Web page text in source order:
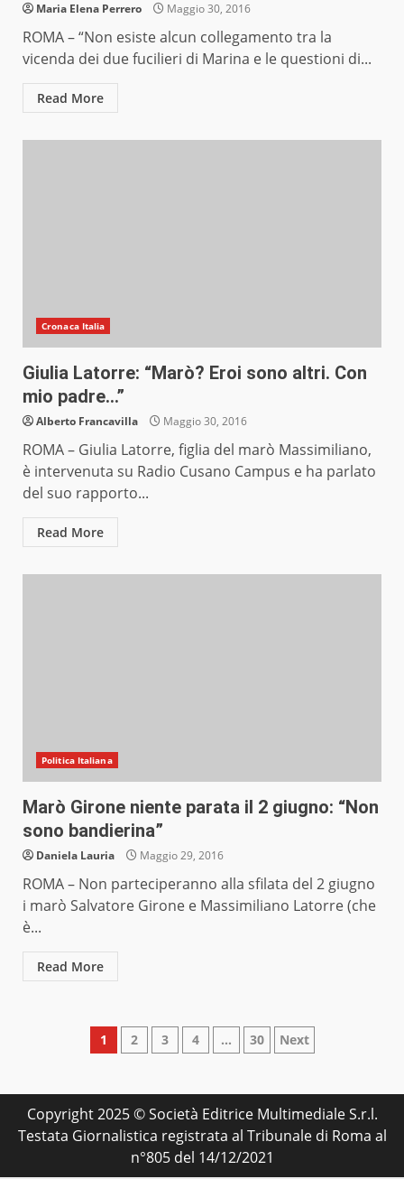
Maria Elena Perrero Maggio 30, 2016
ROMA – “Non esiste alcun collegamento tra la
vicenda dei due fucilieri di Marina e le questioni di...
Read More
Cronaca Italia
Giulia Latorre: “Marò? Eroi sono altri. Con
mio padre…”
Alberto Francavilla Maggio 30, 2016
ROMA – Giulia Latorre, figlia del marò Massimiliano,
è intervenuta su Radio Cusano Campus e ha parlato
del suo rapporto...
Read More
Politica Italiana
Marò Girone niente parata il 2 giugno: “Non
sono bandierina”
Daniela Lauria Maggio 29, 2016
ROMA – Non parteciperanno alla sfilata del 2 giugno
i marò Salvatore Girone e Massimiliano Latorre (che
è...
Read More
Paginazione
articoli
1 2 3 4 … 30 Next
Copyright 2025 © Società Editrice Multimediale S.r.l.
Testata Giornalistica registrata al Tribunale di Roma al
n°805 del 14/12/2021